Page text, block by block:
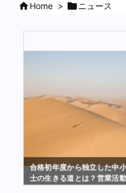
Home > ニュース
合格初年度から独立した中
士の生きる道とは？営業活